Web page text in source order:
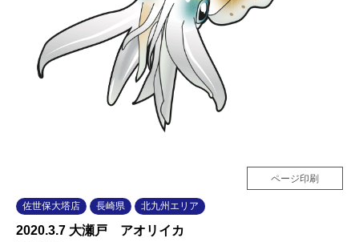
ページ印刷
佐世保大塔店 長崎県 北九州エリア
2020.3.7 大瀬戸 アオリイカ